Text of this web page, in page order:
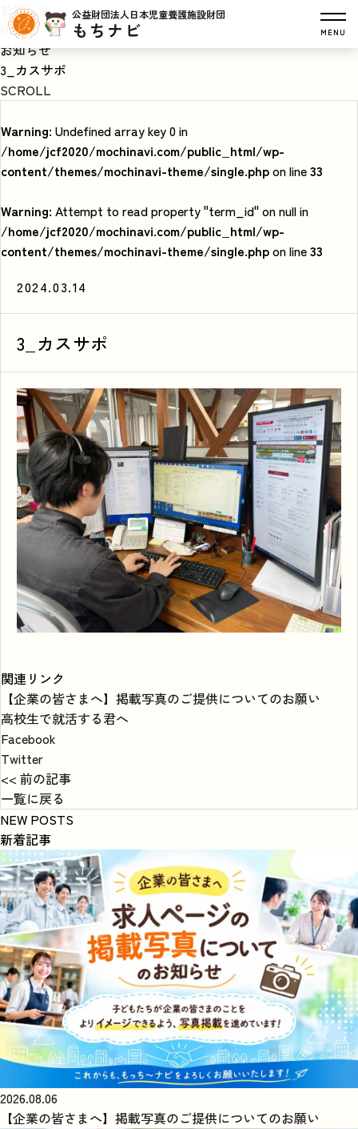
公益財団法人日本児童養護施設財団
もちナビ MENU
お知らせ
HOME
お知らせ
3_カスサポ
SCROLL
Warning: Undefined array key 0 in
/home/jcf2020/mochinavi.com/public_html/wp-
content/themes/mochinavi-theme/single.phpon line33
Warning: Attempt to read property "term_id" on null in
/home/jcf2020/mochinavi.com/public_html/wp-
content/themes/mochinavi-theme/single.phpon line33
2024.03.14
3_カスサポ
関連リンク
【企業の皆さまへ】掲載写真のご提供についてのお願い
高校生で就活する君へ
Facebook
Twitter
<< 前の記事
一覧に戻る
NEW POSTS
新着記事
2026.08.06
【企業の皆さまへ】掲載写真のご提供についてのお願い